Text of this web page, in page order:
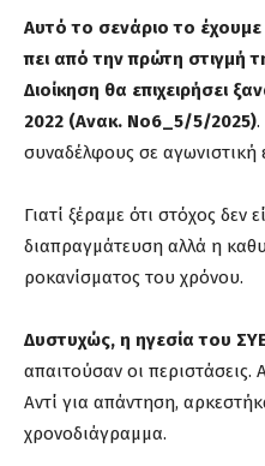
Αυτό το σενάριο το έχουμε
πει από την πρώτη στιγμή
Διοίκηση θα επιχειρήσει
2022 (Ανακ. Νο6_5/5/2025).
συναδέλφους σε αγωνιστική
Γιατί ξέραμε ότι στόχος δεν
διαπραγμάτευση αλλά η
ροκανίσματος του χρόνου.
Δυστυχώς, η ηγεσία του
απαιτούσαν οι περιστάσεις.
Αντί για απάντηση,
χρονοδιάγραμμα.